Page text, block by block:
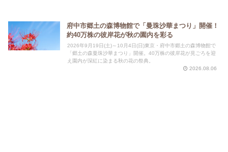
府中市郷土の森博物館で「曼珠沙華まつり」開催！
約40万株の彼岸花が秋の園内を彩る
2026年9月19日(土)～10月4日(日)東京・府中市郷土の森博物館で
「郷土の森曼珠沙華まつり」開催。40万株の彼岸花が見ごろを迎
え園内が深紅に染まる秋の花の祭典。
2026.08.06